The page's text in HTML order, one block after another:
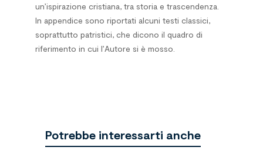
un’ispirazione cristiana, tra storia e trascendenza.
In appendice sono riportati alcuni testi classici,
soprattutto patristici, che dicono il quadro di
riferimento in cui l’Autore si è mosso.
Potrebbe interessarti anche